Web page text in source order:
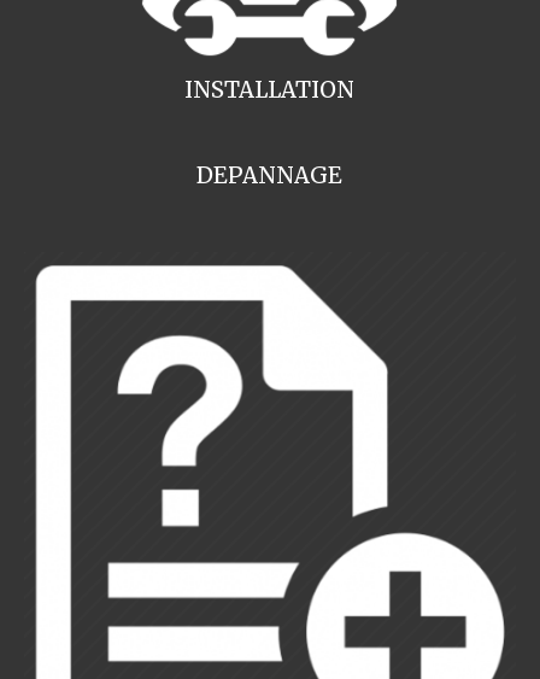
INSTALLATION
DEPANNAGE